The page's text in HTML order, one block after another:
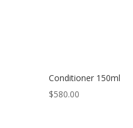
Conditioner 150ml
$580.00